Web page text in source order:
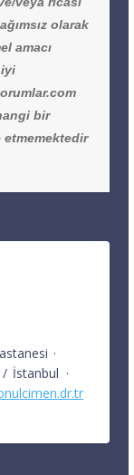
olarak
amacı
iyi
bir
etmemektedir
·
/ İstanbul ·